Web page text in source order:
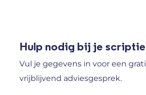
Hulp nodig bij je
Vul je gegevens in voor een
vrijblijvend adviesgesprek.